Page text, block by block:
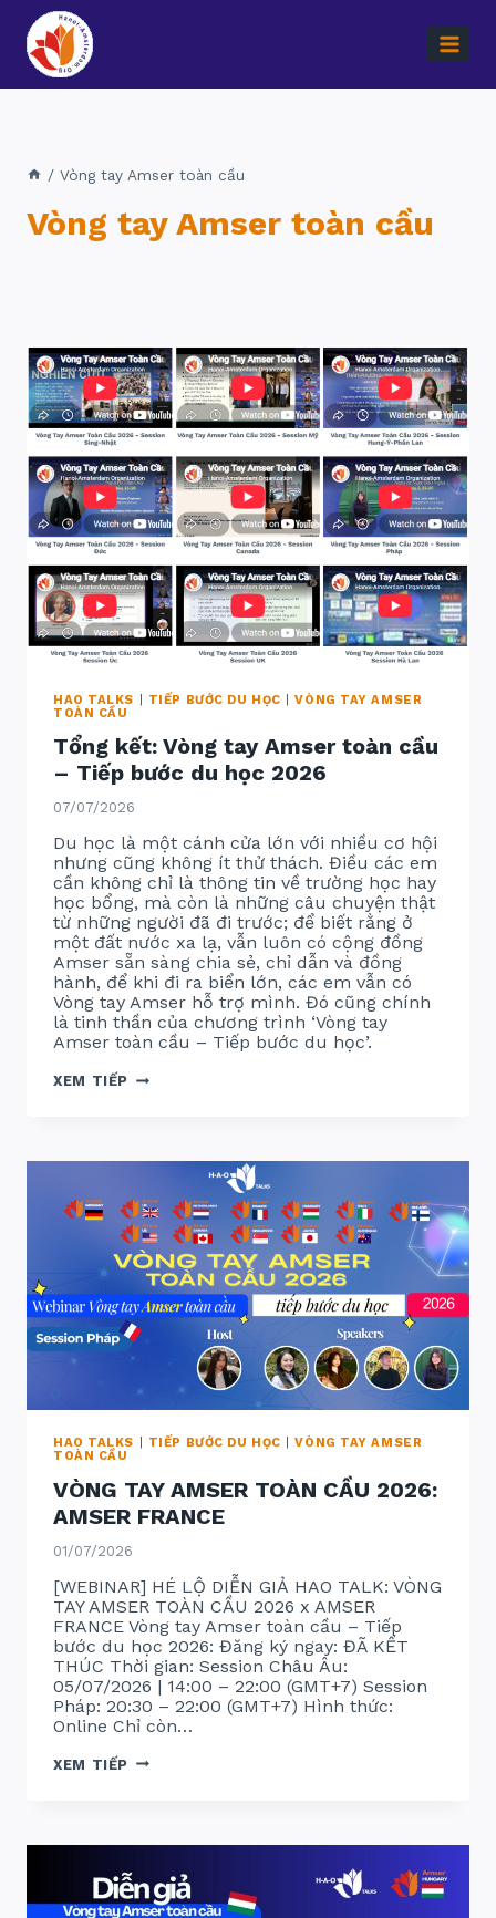
content
/ Vòng tay Amser toàn cầu
Vòng tay Amser toàn cầu
HAO TALKS TIẾP BƯỚC DU HỌC |VÒNG TAY AMSER
TOÀN CẦU
Tổng kết: Vòng tay Amser toàn cầu
– Tiếp bước du học 2026
07/07/2026
Du học là một cánh cửa lớn với nhiều cơ hội
nhưng cũng không ít thử thách. Điều các em
cần không chỉ là thông tin về trường học hay
học bổng, mà còn là những câu chuyện thật
từ những người đã đi trước; để biết rằng ở
một đất nước xa lạ, vẫn luôn có cộng đồng
Amser sẵn sàng chia sẻ, chỉ dẫn và đồng
hành, để khi đi ra biển lớn, các em vẫn có
Vòng tay Amser hỗ trợ mình. Đó cũng chính
là tinh thần của chương trình ‘Vòng tay
Amser toàn cầu – Tiếp bước du học’.
XEM TIẾP TỔNG
TIẾP
BƯỚC
DU
HỌC
2026
HAO TALKS TIẾP BƯỚC DU HỌC |VÒNG TAY AMSER
TOÀN CẦU
VÒNG TAY AMSER TOÀN CẦU 2026:
AMSER FRANCE
01/07/2026
[WEBINAR] HÉ LỘ DIỄN GIẢ HAO TALK: VÒNG
TAY AMSER TOÀN CẦU 2026 x AMSER
FRANCE Vòng tay Amser toàn cầu – Tiếp
bước du học 2026: Đăng ký ngay: ĐÃ KẾT
THÚC Thời gian: Session Châu Âu:
05/07/2026 | 14:00 – 22:00 (GMT+7) Session
Pháp: 20:30 – 22:00 (GMT+7) Hình thức:
Online Chỉ còn…
XEM TIẾP VÒNG
FRANCE